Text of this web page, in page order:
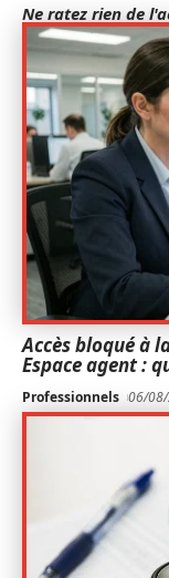
Ne ratez rien de
Accès bloqué à
Espace agent :
Professionnels 06/